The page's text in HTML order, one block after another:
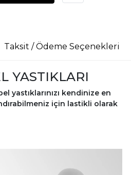
Taksit / Ödeme Seçenekleri
YASTIKLARI
yastıklarınızı kendinize en
için lastikli olarak